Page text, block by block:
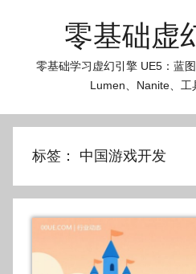
零基础虚
零基础学习虚幻引擎 UE5：蓝
Lumen、Nanite、工
标签： 中国游戏开发